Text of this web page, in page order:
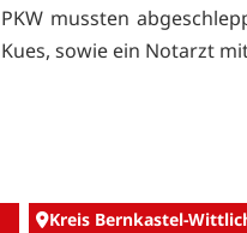
PKW mussten
Kues, sowie ein Notarzt
Kreis Bernkastel-